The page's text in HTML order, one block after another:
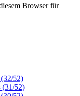
Browser für
52)
(31/52)